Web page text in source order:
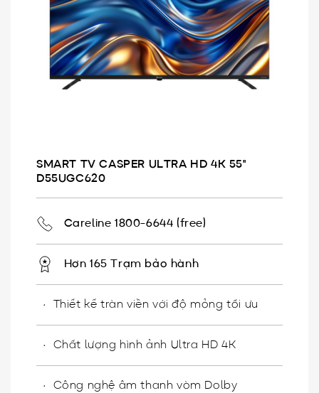
SMART TV CASPER ULTRA HD 4K 55"
D55UGC620
Careline 1800-6644 (free)
Hơn 165 Trạm bảo hành
Thiết kế tràn viền với độ mỏng tối ưu
Chất lượng hình ảnh Ultra HD 4K
Công nghệ âm thanh vòm Dolby